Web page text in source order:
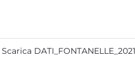
Scarica